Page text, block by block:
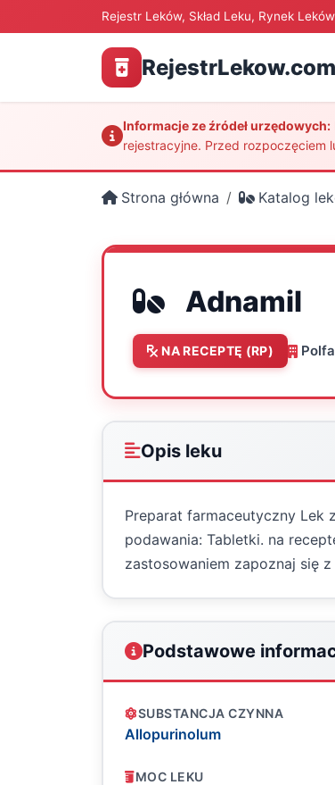
Rejestr Leków, Skład Leku, Rynek
RejestrLekow.com
Informacje ze źródeł urzędowych:
rejestracyjne. Przed rozpoczęciem
Strona główna Katalog
Adnamil
NA RECEPTĘ (RP)
Opis leku
Preparat farmaceutyczny Lek
podawania: Tabletki. na
zastosowaniem zapoznaj się
Podstawowe
SUBSTANCJA CZYNNA
Allopurinolum
MOC LEKU